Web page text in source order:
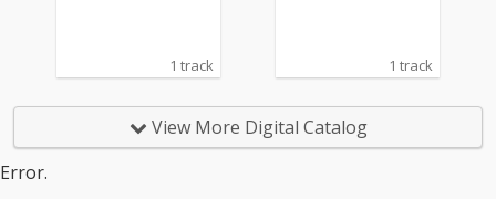
1 track 1 track
View More Digital Catalog
Error.